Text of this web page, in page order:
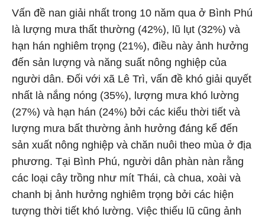
Vấn đề nan giải nhất trong 10 năm qua ở Bình Phú
là lượng mưa thất thường (42%), lũ lụt (32%) và
hạn hán nghiêm trọng (21%), điều này ảnh hưởng
đến sản lượng và năng suất nông nghiệp của
người dân. Đối với xã Lê Trì, vấn đề khó giải quyết
nhất là nắng nóng (35%), lượng mưa khó lường
(27%) và hạn hán (24%) bởi các kiểu thời tiết và
lượng mưa bất thường ảnh hưởng đáng kể đến
sản xuất nông nghiệp và chăn nuôi theo mùa ở địa
phương. Tại Bình Phú, người dân phàn nàn rằng
các loại cây trồng như mít Thái, cà chua, xoài và
chanh bị ảnh hưởng nghiêm trọng bởi các hiện
tượng thời tiết khó lường. Việc thiếu lũ cũng ảnh